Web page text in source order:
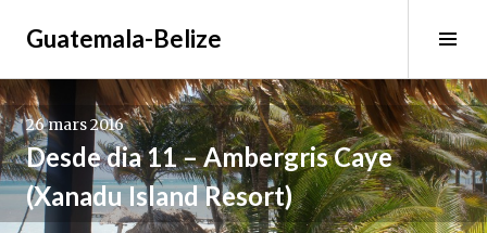
principal
Guatemala-Belize
26 mars 2016
Desde dia 11 – Ambergris Caye
(Xanadu Island Resort)
Navigation
des
articles